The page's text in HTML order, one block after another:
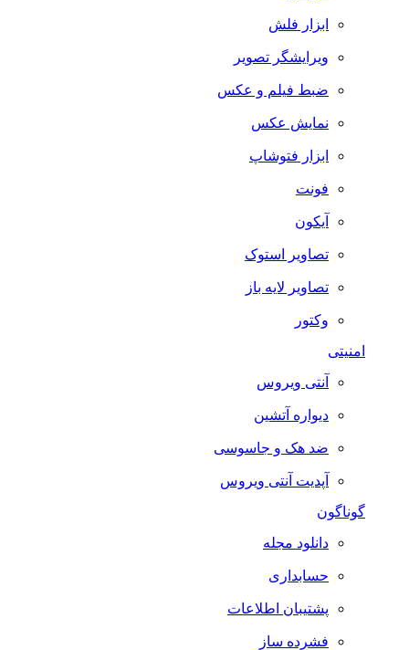
ابزار فلش
ویرایشگر تصویر
ضبط فيلم و عكس
نمایش عکس
ابزار فتوشاپ
فونت
آیکون
تصاویر استوک
تصاویر لایه باز
وکتور
امنیتی
آنتی ویروس
دیواره آتشین
ضد هک و جاسوسی
آپدیت آنتی ویروس
گوناگون
دانلود مجله
حسابداری
پشتیبان اطلاعات
فشرده ساز